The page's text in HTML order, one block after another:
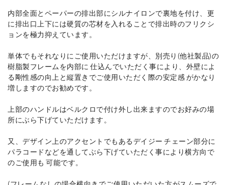
内部全面とペーパーの排出部にシルナイロンで裏地を付け、更
に排出口上下には硬質の芯材を入れることで排出時のフリクシ
ョンを極力抑えています。
単体でもそれなりにご使用いただけますが、別売り(他社製品)の
樹脂製フレームを内部に 仕込んでいただく事により、外壁によ
る剛性感の向上と縦置きでご使用いただく際の安定感 がかなり
増しますのでお勧めです。
上部のハンドルはベルクロで付け外し出来ますのでお好みの場
所にぶら下げていただけます。
又、デザイン上のアクセントでもあるデイジー チェーン部分に
パラコードなどを通してぶら下げていただく事により横方向で
のご使用も 可能です。